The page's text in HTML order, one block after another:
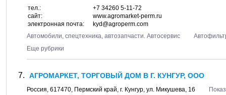
тел.:
+7 34260 5-11-72
сайт:
www.agromarket-perm.ru
электронная почта:
kyd@agroperm.com
Автомобили, спецтехника, автозапчасти. Автосервис
Еще рубрики
АГРОМАРКЕТ, ТОРГОВЫЙ ДОМ В Г. КУНГУР, ООО
Россия, 617470, Пермский край, г. Кунгур, ул. Микушева, 16